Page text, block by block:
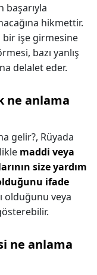
başarıyla
hikmettir.
bir işe girmesine
bazı yanlış
delalet eder.
ne anlama
gelir?, Rüyada
maddi veya
size yardım
ifade
olduğunu veya
ne anlama